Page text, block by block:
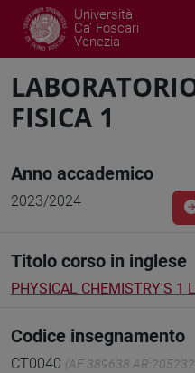
Università
Ca' Foscari
Venezia
FISICA 1
Anno accademico
2023/2024
Titolo corso in inglese
PHYSICAL CHEMISTRY'S 1
Codice insegnamento
CT0040 (AF:389638